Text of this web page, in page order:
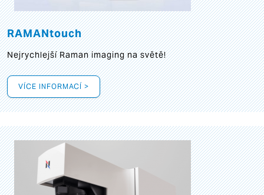
RAMANtouch
Nejrychlejší Raman imaging na světě!
VÍCE INFORMACÍ >